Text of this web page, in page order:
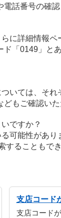
話番号の確認
に詳細情報
「0149」と
いては、そ
もご確認いた
ですか？
可能性があ
することもでき
支店コード
支店コード